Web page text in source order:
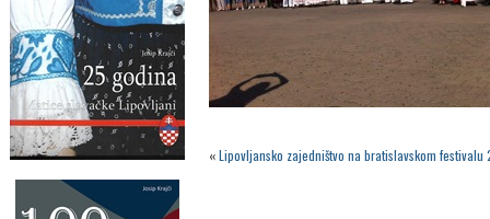
«Lipovljansko zajedništvo na bratislavskom